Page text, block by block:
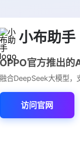
小布助手
OPPO官方推出的
融合DeepSeek大模型，
访问官网